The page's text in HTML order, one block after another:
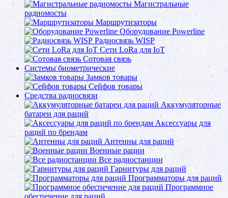
Магистральные
радиомосты
Маршрутизаторы
Оборудование Powerline
Радиосвязь WISP
Сети LoRa для IoT
Сотовая связь
Системы биометрические
Замков товары
Сейфов товары
Средства радиосвязи
Аккумуляторные
батареи для раций
Аксессуары для
раций по брендам
Антенны для раций
Военные рации
Все радиостанции
Гарнитуры для раций
Программаторы для раций
Программное
обеспечение для раций